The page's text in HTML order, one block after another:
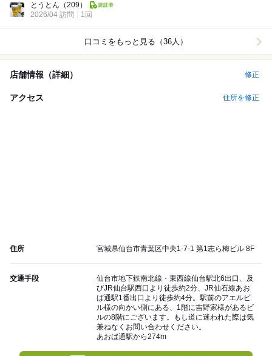
とうとん （209）
2026/04 訪問
1回
口コミをもっと見る（36人）
店舗情報（詳細） 修正
アクセス 住所を修正
住所 宮城県仙台市青葉区中央1-7-1 第1志ら梅ビル 8F
交通手段
仙台市地下鉄南北線・東西線仙台駅北6出口、及
びJR仙台駅西口より徒歩約2分、JR仙石線あお
ば通駅1番出口より徒歩約4分。駅前のアエルビ
ル様の向かい側にある、1階に吉野家様があるビ
ルの8階にございます。もし道に迷われた際は気
兼ねなくお問い合わせください。
あおば通駅から274m